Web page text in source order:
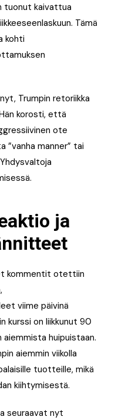
tuonut kaivattua
Tämä
kohti
Trumpin retoriikka
korosti, että
ote
”vanha manner” tai
ja
kommentit otettiin
viime päivinä
kurssi on liikkunut 90
huipuistaan.
aiemmin viikolla
tuotteille, mikä
kiihtymisestä.
seuraavat nyt